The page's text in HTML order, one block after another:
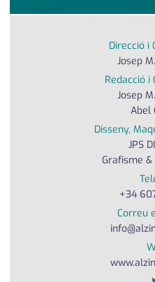
Direcció i
Josep
Redacció i
Josep
Abel
Disseny,
JPS
Grafisme &
+34
Correu